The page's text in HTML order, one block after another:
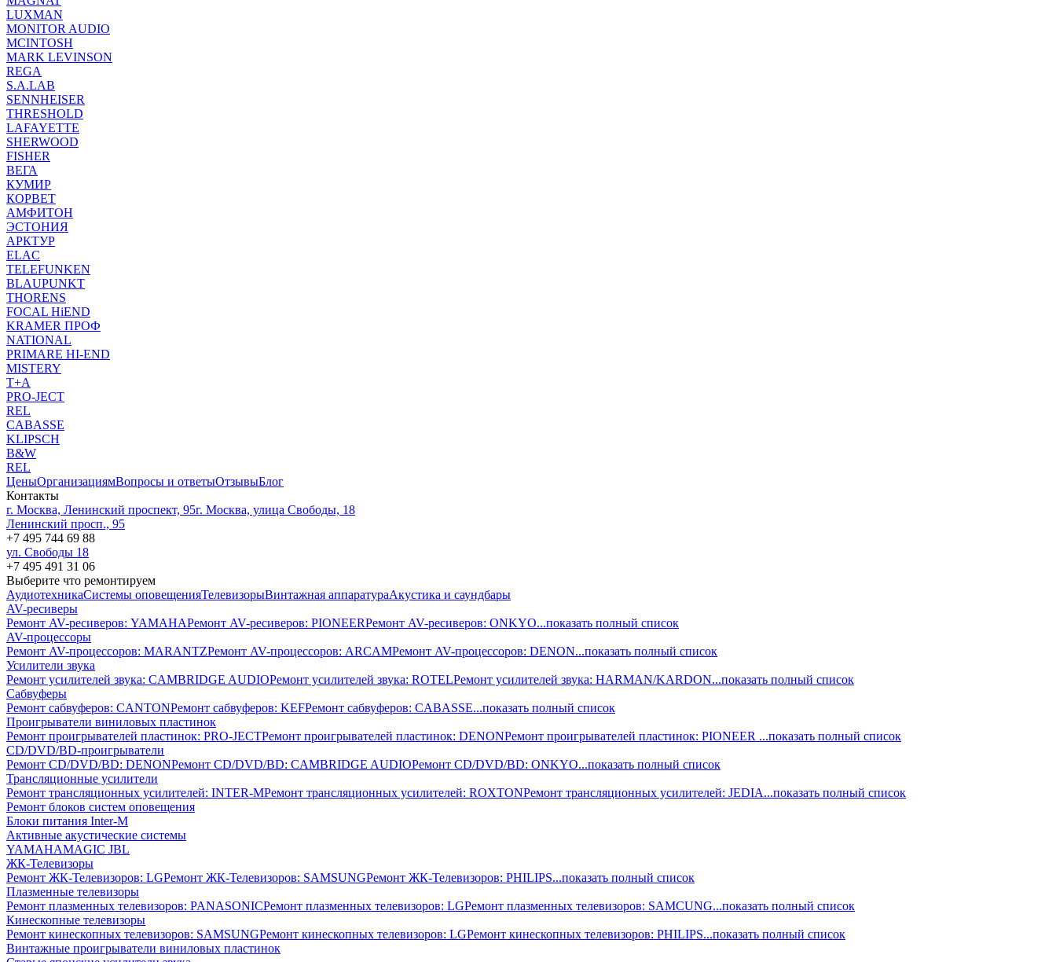
LUXMAN
MONITOR AUDIO
MCINTOSH
MARK LEVINSON
REGA
S.A.LAB
SENNHEISER
THRESHOLD
LAFAYETTE
SHERWOOD
FISHER
ВЕГА
КУМИР
КОРВЕТ
АМФИТОН
ЭСТОНИЯ
АРКТУР
ELAC
TELEFUNKEN
BLAUPUNKT
THORENS
FOCAL HiEND
KRAMER ПРОФ
NATIONAL
PRIMARE HI-END
MISTERY
T+A
PRO-JECT
REL
CABASSE
KLIPSCH
B&W
REL
ЦеныОрганизациямВопросы и ответыОтзывыБлог
Контакты
г. Москва, Ленинский проспект, 95г. Москва, улица Свободы, 18
Ленинский просп., 95
+7 495 744 69 88
ул. Свободы 18
+7 495 491 31 06
Выберите что ремонтируем
АудиотехникаСистемы оповещенияТелевизорыВинтажная аппаратураАкустика и саундбары
AV-ресиверы
Ремонт AV-реcиверов: YAMAHAРемонт AV-реcиверов: PIONEERРемонт AV-реcиверов: ONKYO...показать полный список
AV-процессоры
Ремонт AV-процессоров: MARANTZРемонт AV-процессоров: ARCAMРемонт AV-процессоров: DENON...показать полный список
Усилители звука
Ремонт усилителей звука: CAMBRIDGE AUDIOРемонт усилителей звука: ROTELРемонт усилителей звука: HARMAN/KARDON...показать полный список
Сабвуферы
Ремонт сабвуферов: CANTONРемонт сабвуферов: KEFРемонт сабвуферов: CABASSE...показать полный список
Проигрыватели виниловых пластинок
Ремонт проигрывателей пластинок: PRO-JECTРемонт проигрывателей пластинок: DENONРемонт проигрывателей пластинок: PIONEER ...показать полный список
CD/DVD/BD-проигрыватели
Ремонт CD/DVD/BD: DENONРемонт CD/DVD/BD: CAMBRIDGE AUDIOРемонт CD/DVD/BD: ONKYO...показать полный список
Трансляционные усилители
Ремонт трансляционных усилителей: INTER-MРемонт трансляционных усилителей: ROXTONРемонт трансляционных усилителей: JEDIA...показать полный список
Ремонт блоков систем оповещения
Блоки питания Inter-M
Активные акустические системы
YAMAHAMAGIC JBL
ЖК-Телевизоры
Ремонт ЖК-Телевизоров: LGРемонт ЖК-Телевизоров: SAMSUNGРемонт ЖК-Телевизоров: PHILIPS...показать полный список
Плазменные телевизоры
Ремонт плазменных телевизоров: PANASONICРемонт плазменных телевизоров: LGРемонт плазменных телевизоров: SAMCUNG...показать полный список
Кинескопные телевизоры
Ремонт кинескопных телевизоров: SAMSUNGРемонт кинескопных телевизоров: LGРемонт кинескопных телевизоров: PHILIPS...показать полный список
Винтажные проигрыватели виниловых пластинок